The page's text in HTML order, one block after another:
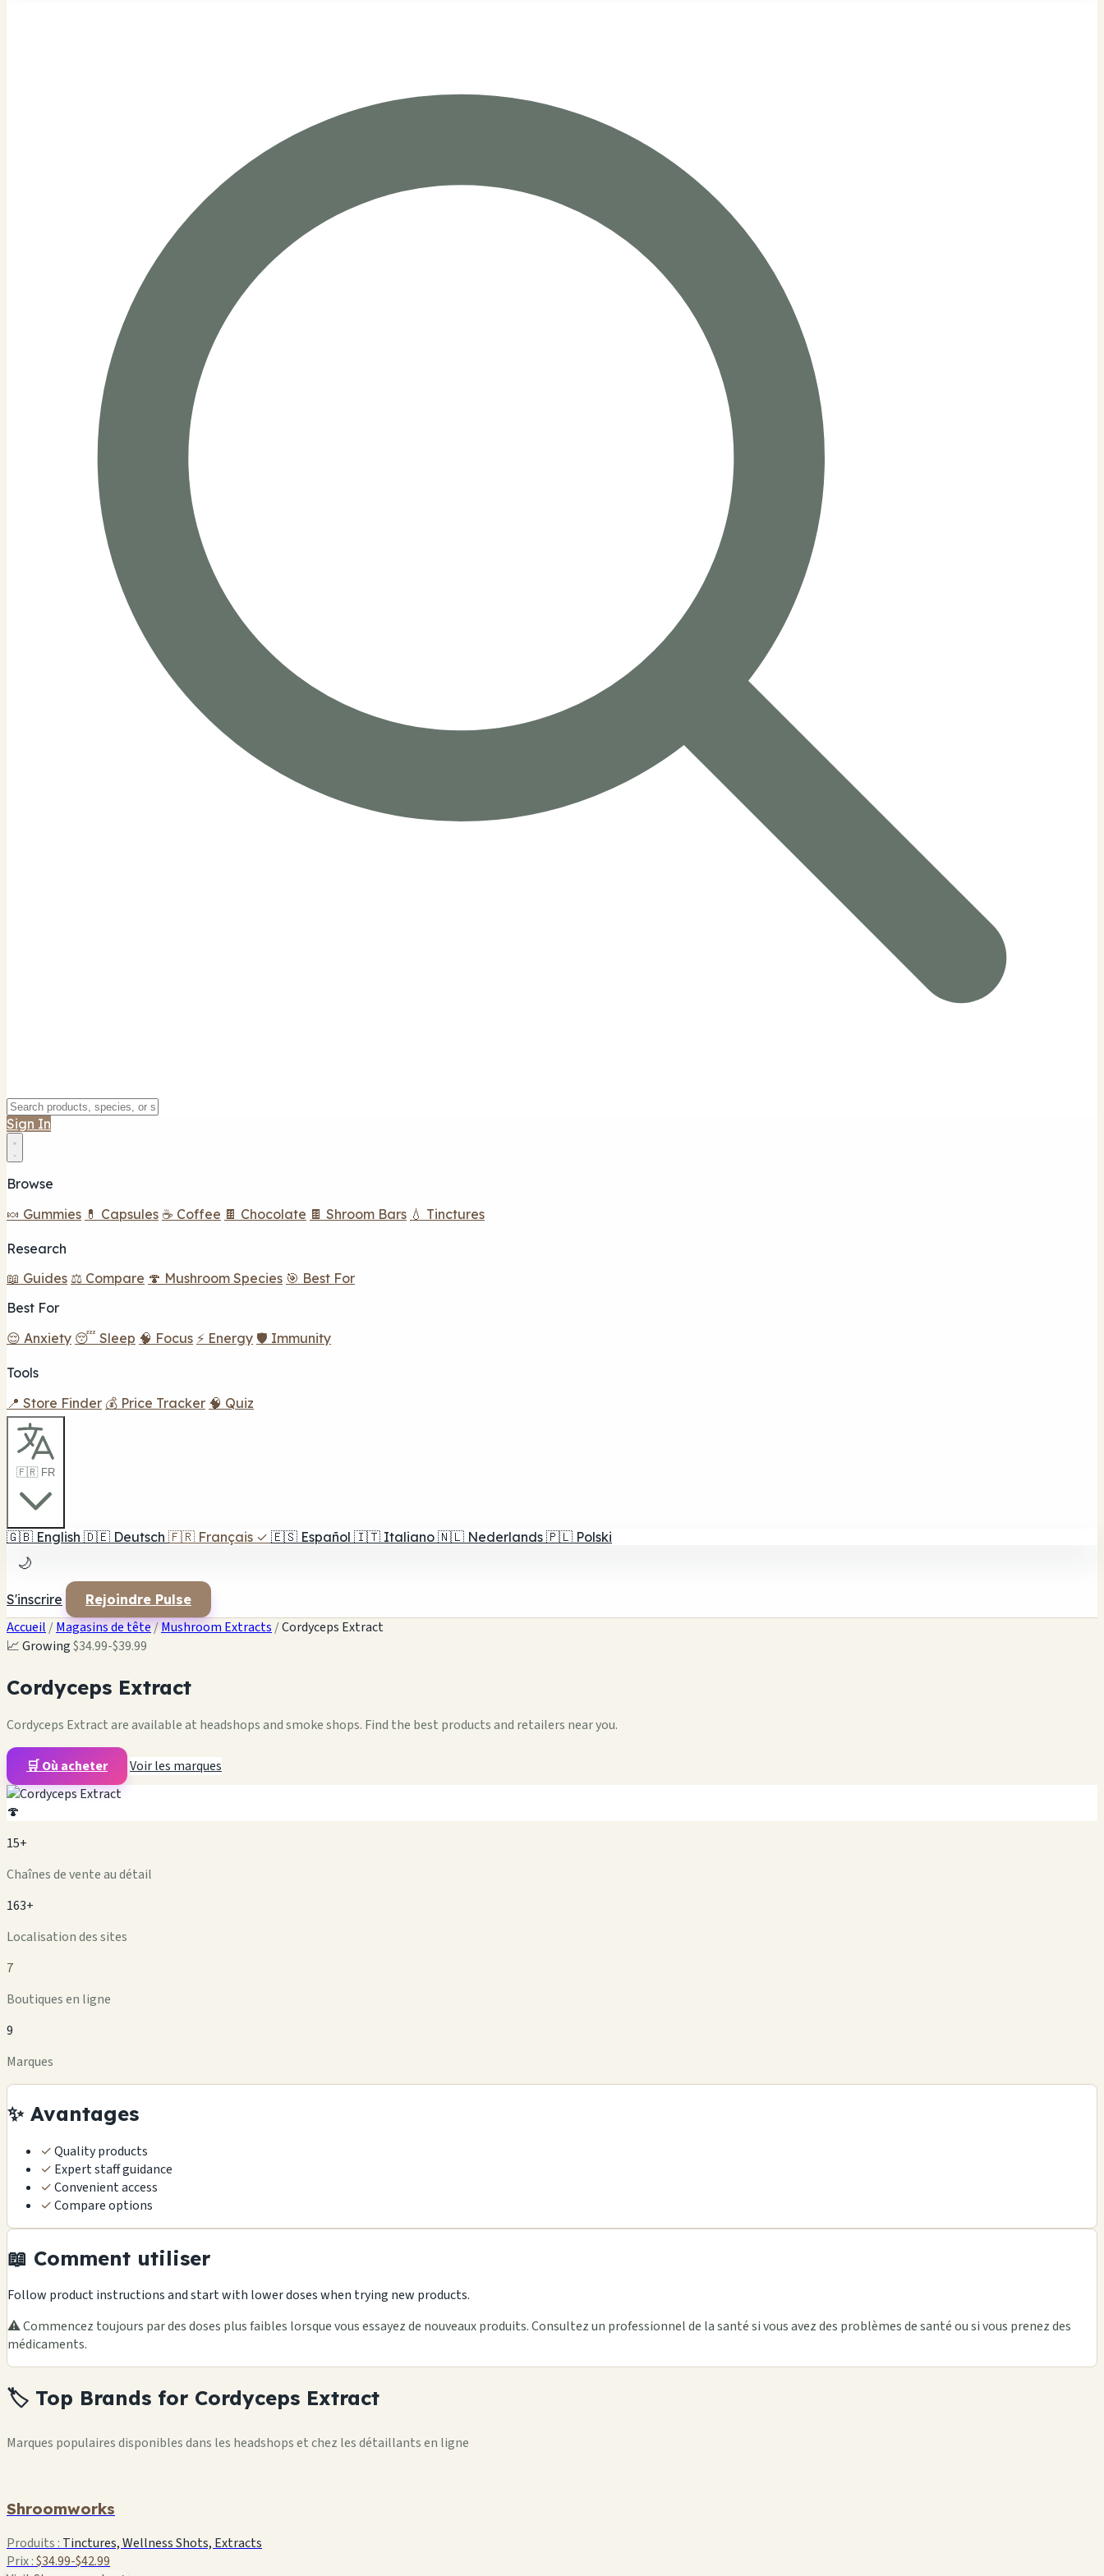
Sign In
Browse
🍬 Gummies 💊 Capsules ☕ Coffee 🍫 Chocolate 🍫 Shroom Bars 💧 Tinctures
Research
📖 Guides ⚖️ Compare 🍄 Mushroom Species 🎯 Best For
Best For
😌 Anxiety 😴 Sleep 🧠 Focus ⚡ Energy 🛡️ Immunity
Tools
📍 Store Finder 💰 Price Tracker 🧠 Quiz
🇫🇷 FR
🇬🇧 English 🇩🇪 Deutsch 🇫🇷 Français ✓ 🇪🇸 Español 🇮🇹 Italiano 🇳🇱 Nederlands 🇵🇱 Polski
🌙
S'inscrire Rejoindre Pulse
Accueil /Magasins de tête/Mushroom Extracts /Cordyceps Extract
📈 Growing$34.99-$39.99
Cordyceps Extract
Cordyceps Extract are available at headshops and smoke shops. Find the best products and retailers near you.
🛒 Où acheter Voir les marques
🍄
15+
Chaînes de vente au détail
163+
Localisation des sites
7
Boutiques en ligne
9
Marques
✨ Avantages
✓Quality products
✓ Expert staff guidance
✓Convenient access
✓Compare options
📖 Comment utiliser
Follow product instructions and start with lower doses when trying new products.
⚠️ Commencez toujours par des doses plus faibles lorsque vous essayez de nouveaux produits. Consultez un professionnel de la santé si vous avez des problèmes de santé ou si vous prenez des
médicaments.
🏷️ Top Brands for Cordyceps Extract
Marques populaires disponibles dans les headshops et chez les détaillants en ligne
Shroomworks
Produits : Tinctures, Wellness Shots, Extracts
Prix :$34.99-$42.99